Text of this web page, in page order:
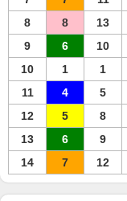
8
8 13
9
6 10
10
1 1
11
4 5
12
5 8
13
6 9
14
7 12